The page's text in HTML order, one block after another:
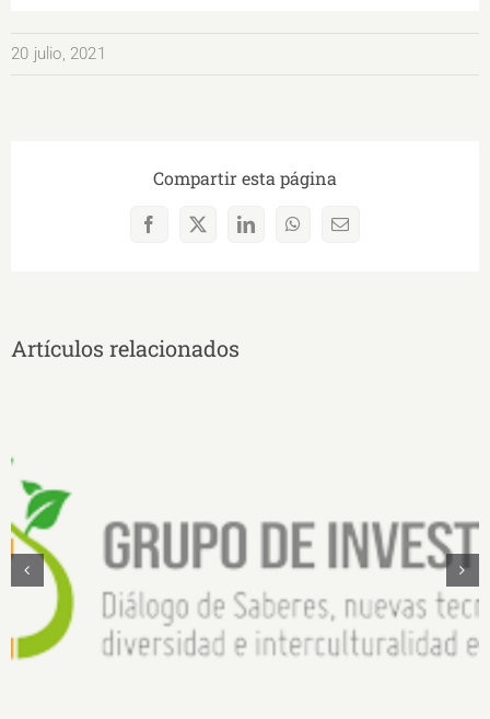
20 julio, 2021
Compartir esta página
Facebook
X LinkedInWhatsAppCorreo
Artículos relacionados
diversidad e interculturalidad en la Amazonía